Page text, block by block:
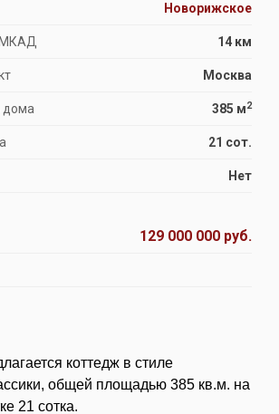
Новорижское
МКАД 14 км
Москва
385 м2
21 сот.
Нет
129 000 000 руб.
коттедж в стиле
общей площадью 385 кв.м. на
21 сотка.